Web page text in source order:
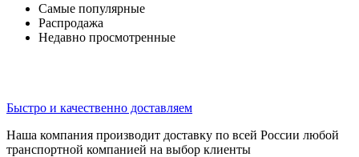
Самые популярные
Распродажа
Недавно просмотренные
Быстро и качественно доставляем
Наша компания производит доставку по всей России любой
транспортной компанией на выбор клиенты